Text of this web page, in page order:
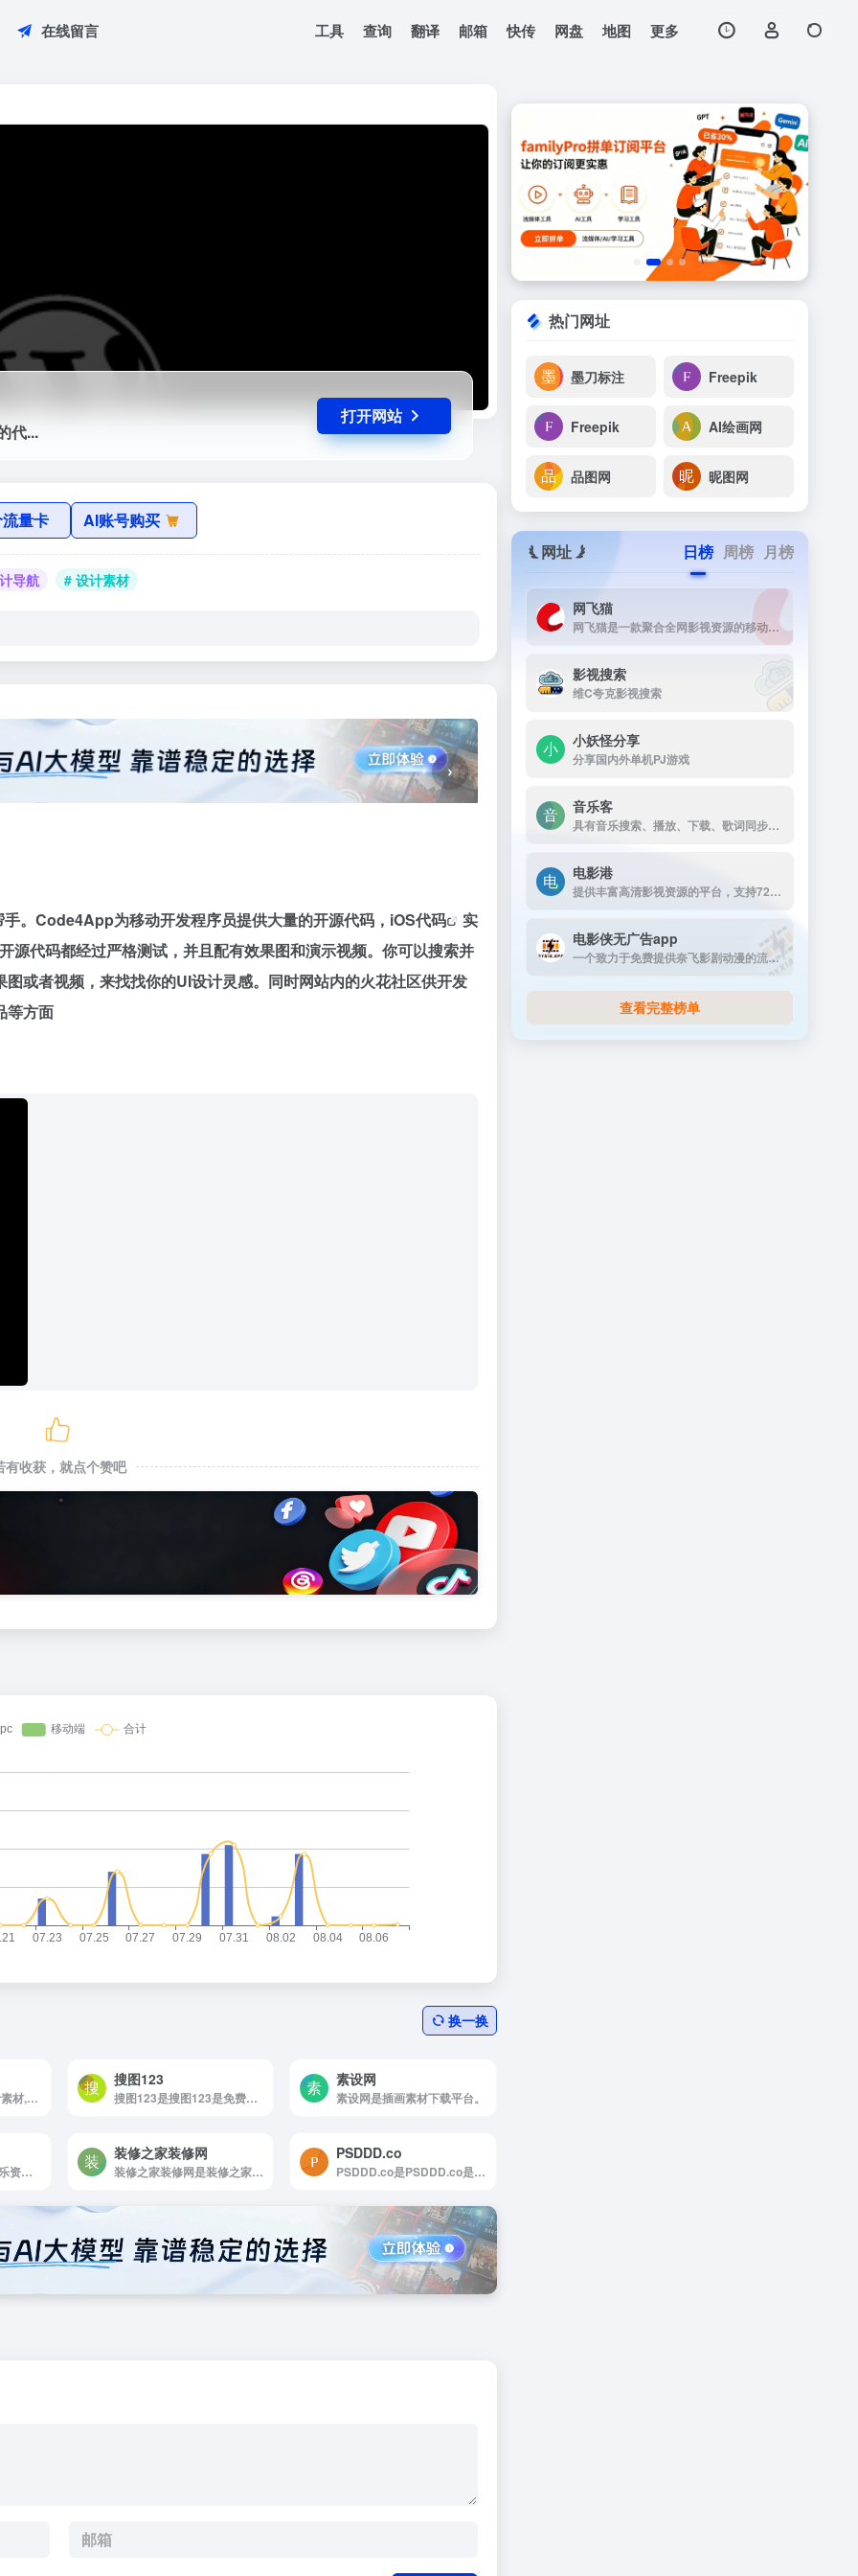
在线留言 工具 查询 翻译 邮箱 快传 网盘 地图 更多
代...
打开网站
量卡 AI账号购买
导航 # 设计素材
›
。Code4App为移动开发程序员提供大量的开源代码， iOS代码
实
源代码都经过严格测试，并且配有效果图和演示视频。你可以搜索并
或者视频，来找找你的UI设计灵感。同时网站内的火花社区供开发
等方面
有收获，就点个赞吧
换一换
集图网是集图网- 设计素材,图片素材,素材,素材网,汇集海量素材图片资源
搜图123
搜图123是搜图123是免费图片素材下载网站！
素设网
素设网是插画素材下载平台。
Freepd是公共领域音乐资源网站
装修之家装修网
装修之家装修网是装修之家装修网，国内诚信的装修平台，汇集了优秀的装修公司，提供家庭装修、办公室装修、商务空间装饰、酒店宾馆装修、别墅装修等专业装修服务。要装修，就来装修之家。
PSDDD.co
PSDDD.co是PSDDD.co是专业UI设计师的免费Photoshop PSD和Sketch App资源的广泛集合。
热门网址
墨刀标注 Freepik
Freepik AI绘画网
品图网 昵图网
网址 日榜 周榜 月榜
网飞猫
网飞猫是一款聚合全网影视资源的移动端播放应用，主打免费、高画...
影视搜索
维C夸克影视搜索
小妖怪分享
分享国内外单机PJ游戏
音乐客
具有音乐搜索、播放、下载、歌词同步显示、个人音乐播放列表同步等功能。
电影港
提供丰富高清影视资源的平台，支持720p和1080p高清画质下载。资源丰富，更新及时，支持免费下载，无需注册，是影视爱好者的理想选择。
电影侠无广告app
一个致力于免费提供奈飞影剧动漫的流媒体播放平台
查看完整榜单